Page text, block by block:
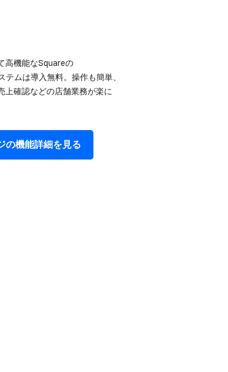
高機能な​Squareの​
テムは​導入無料。​操作も​簡単、​
上確認などの​店舗業務が​楽に​
の​機能詳細を​見る